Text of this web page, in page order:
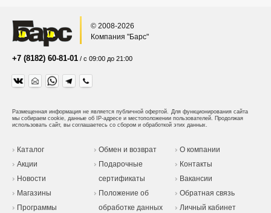
© 2008-2026
Компания "Барс"
+7 (8182) 60-81-01 / с 09:00 до 21:00
Размещенная информация не является публичной офертой. Для функционирования сайта
мы собираем cookie, данные об IP-адресе и местоположении пользователей. Продолжая
использовать сайт, вы соглашаетесь со сбором и обработкой этих данных.
Каталог
Акции
Новости
Магазины
Программы
Обмен и возврат
Подарочные
сертификаты
Положение об
обработке данных
О компании
Контакты
Вакансии
Обратная связь
Личный кабинет